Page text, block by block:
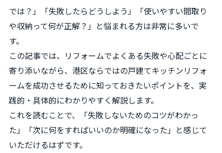
では？」「失敗したらどうしよう」「使いやすい間取り
や収納って何が正解？」と悩まれる方は非常に多いで
す。
この記事では、リフォームでよくある失敗や心配ごとに
寄り添いながら、港区ならではの戸建てキッチンリフォ
ームを成功させるために知っておきたいポイントを、実
践的・具体的にわかりやすく解説します。
これを読むことで、「失敗しないためのコツがわかっ
た」「次に何をすればいいのか明確になった」と感じて
いただけるはずです。